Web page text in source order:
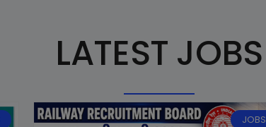
LATEST JOBS
JOBS